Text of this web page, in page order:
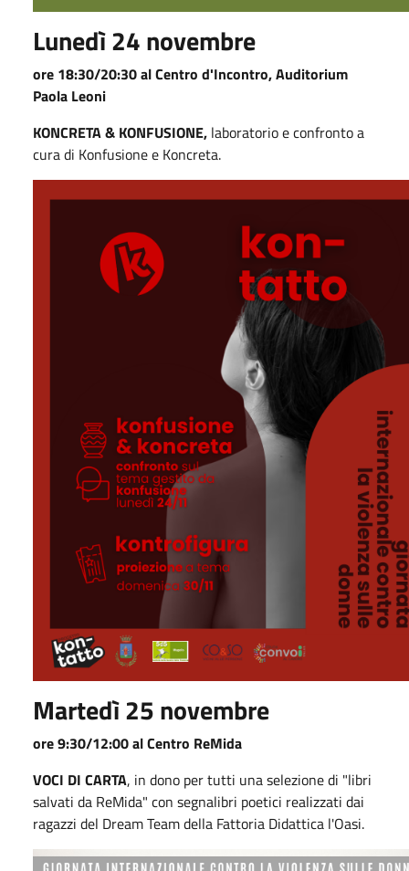
Lunedì 24 novembre
ore 18:30/20:30 al Centro d'Incontro, Auditorium
Paola Leoni
KONCRETA & KONFUSIONE, laboratorio e confronto a
cura di Konfusione e Koncreta.
Martedì 25 novembre
ore 9:30/12:00 al Centro ReMida
VOCI DI CARTA, in dono per tutti una selezione di "libri
salvati da ReMida" con segnalibri poetici realizzati dai
ragazzi del Dream Team della Fattoria Didattica l'Oasi.